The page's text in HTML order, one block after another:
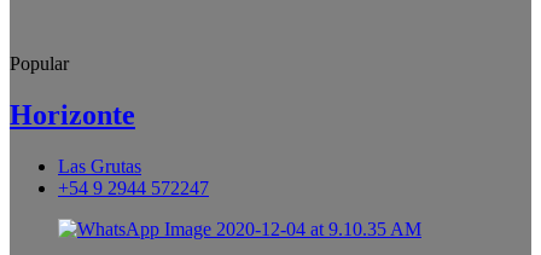
Popular
Horizonte
Las Grutas
+54 9 2944 572247